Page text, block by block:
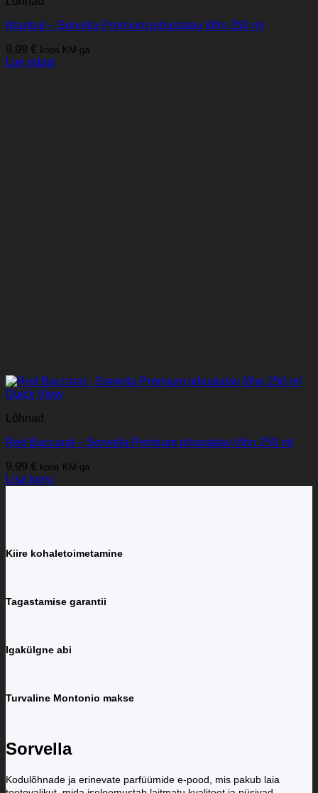
Istanbul – Sorvella Premium pihustatav lõhn 250 ml
9,99 € koos KM-ga
Loe edasi
Quick View
Lõhnad
Red Baccarat – Sorvella Premium pihustatav lõhn 250 ml
9,99 € koos KM-ga
Lisa korvi
Kiire kohaletoimetamine
Tagastamise garantii
Igakülgne abi
Turvaline Montonio makse
Sorvella
Kodulõhnade ja erinevate parfüümide e-pood, mis pakub laia